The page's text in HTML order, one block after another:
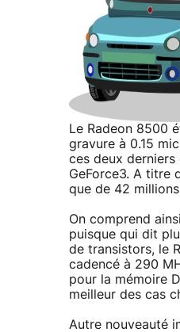
Le Radeon 8500
gravure à 0.15
ces deux
GeForce3. A titre
que de 42
On comprend
puisque qui dit
de transistors, le
cadencé à 290
pour la mémoire
meilleur des cas
Autre nouveauté